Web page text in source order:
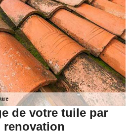
de votre tuile par
renovation